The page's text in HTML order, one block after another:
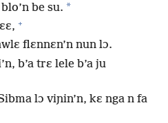
be su. *
+
flɛnnɛn’n nun lɔ.
b’a trɛ lele b’a ju
lɔ viɲin’n, kɛ nga n fa